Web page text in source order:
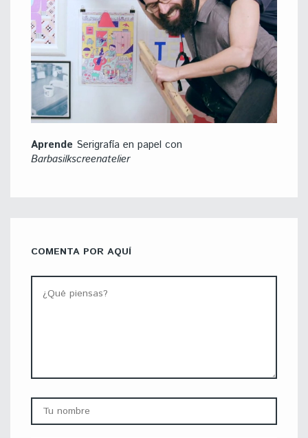
Aprende Serigrafía en papel con
Barbasilkscreenatelier
COMENTA POR AQUÍ